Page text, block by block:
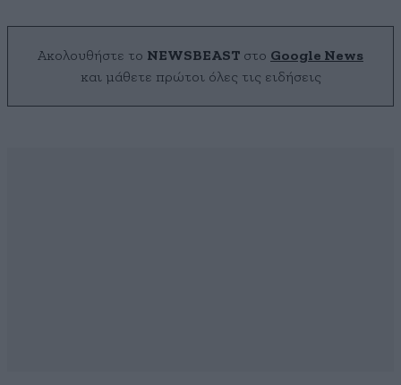
Ακολουθήστε το NEWSBEAST στο Google News
και μάθετε πρώτοι όλες τις ειδήσεις